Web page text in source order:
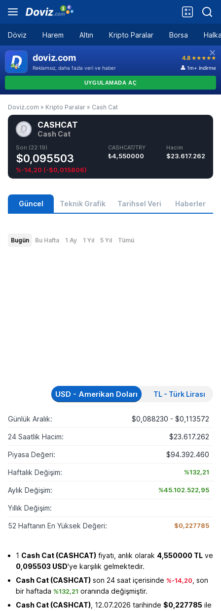
Döviz Harem Altın Kripto Paralar Borsa
Doviz.com » Kripto Paralar » Cash Cat
CASHCAT
Cash Cat
Son (22:19)
$0,095503
%-14,20 (-$0,015806)
CASHCAT/TRY
₺4,550000
Hacim
$23.617.262
Güncel Teknik Grafik Tarihsel Veri Haberler
Bugün Bu Hafta 1 Ay 1 Yıl 5 Yıl Tümü
USD - Amerikan Doları TL - Türk Lirası
Günlük Aralık: $0,088230 - $0,113572
24 Saatlik Hacim: $23.617.262
Piyasa Değeri: $94.392.460
Haftalık Değişim: %132,21
Aylık Değişim: %45.102.522,95
Yıllık Değişim:
52 Haftanın En Yüksek Değeri: $0,227785
1 Cash Cat (CASHCAT) fiyatı, anlık olarak 4,550000 TL ve
0,095503 USD'ye karşılık gelmektedir.
Cash Cat (CASHCAT) son 24 saat içerisinde %-14,20 , son
bir haftada %132,21 oranında değişmiştir.
Cash Cat (CASHCAT) , 12.07.2026 tarihinde $0,227785 ile